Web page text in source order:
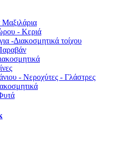
Μαξιλάρια
- Κεριά
-Διακοσμητικά τοίχου
- Νεροχύτες - Γλάστρες